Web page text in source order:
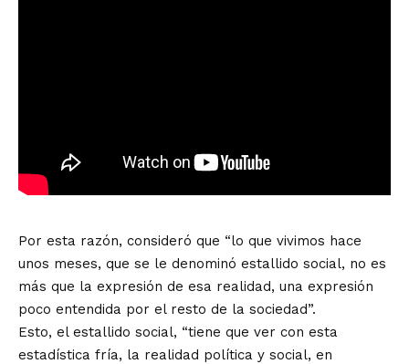
Por esta razón, consideró que “lo que vivimos hace
unos meses, que se le denominó estallido social, no es
más que la expresión de esa realidad, una expresión
poco entendida por el resto de la sociedad”.
Esto, el estallido social, “tiene que ver con esta
estadística fría, la realidad política y social, en